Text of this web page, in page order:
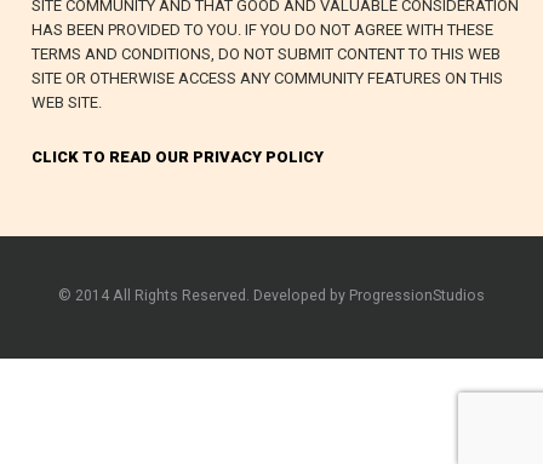
SITE COMMUNITY AND THAT GOOD AND VALUABLE CONSIDERATION
HAS BEEN PROVIDED TO YOU. IF YOU DO NOT AGREE WITH THESE
TERMS AND CONDITIONS, DO NOT SUBMIT CONTENT TO THIS WEB
SITE OR OTHERWISE ACCESS ANY COMMUNITY FEATURES ON THIS
WEB SITE.
CLICK TO READ OUR PRIVACY POLICY
© 2014 All Rights Reserved. Developed by ProgressionStudios